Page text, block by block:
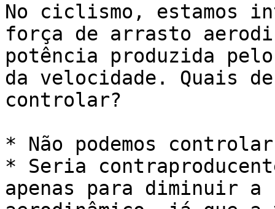
No ciclismo, estamos
força de arrasto
potência produzida
da velocidade. Quais
controlar?
* Não podemos
* Seria
apenas para diminuir